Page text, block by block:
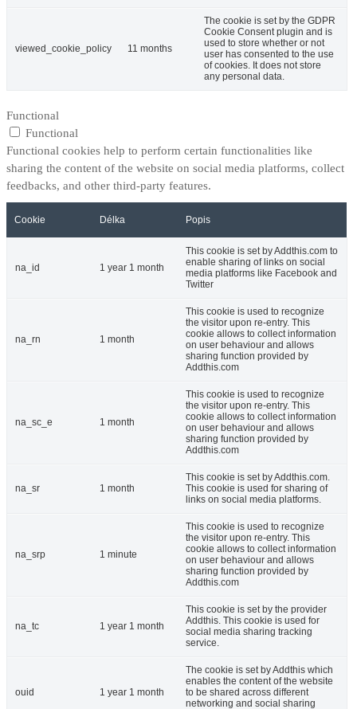
viewed_cookie_policy 11 months
The cookie is set by the GDPR
Cookie Consent plugin and is
used to store whether or not
user has consented to the use
of cookies. It does not store
any personal data.
Functional
Functional
Functional cookies help to perform certain functionalities like
sharing the content of the website on social media platforms, collect
feedbacks, and other third-party features.
Cookie Délka Popis
na_id 1 year 1 month
This cookie is set by Addthis.com to
enable sharing of links on social
media platforms like Facebook and
Twitter
na_rn 1 month
This cookie is used to recognize
the visitor upon re-entry. This
cookie allows to collect information
on user behaviour and allows
sharing function provided by
Addthis.com
na_sc_e 1 month
This cookie is used to recognize
the visitor upon re-entry. This
cookie allows to collect information
on user behaviour and allows
sharing function provided by
Addthis.com
na_sr 1 month
This cookie is set by Addthis.com.
This cookie is used for sharing of
links on social media platforms.
na_srp 1 minute
This cookie is used to recognize
the visitor upon re-entry. This
cookie allows to collect information
on user behaviour and allows
sharing function provided by
Addthis.com
na_tc 1 year 1 month
This cookie is set by the provider
Addthis. This cookie is used for
social media sharing tracking
service.
ouid 1 year 1 month
The cookie is set by Addthis which
enables the content of the website
to be shared across different
networking and social sharing